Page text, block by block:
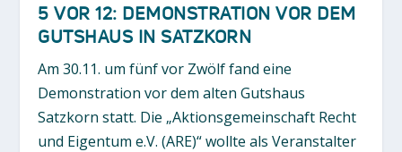
5 VOR 12: DEMONSTRATION VOR DEM
GUTSHAUS IN SATZKORN
Am 30.11. um fünf vor Zwölf fand eine
Demonstration vor dem alten Gutshaus
Satzkorn statt. Die „Aktionsgemeinschaft Recht
und Eigentum e.V. (ARE)“ wollte als Veranstalter